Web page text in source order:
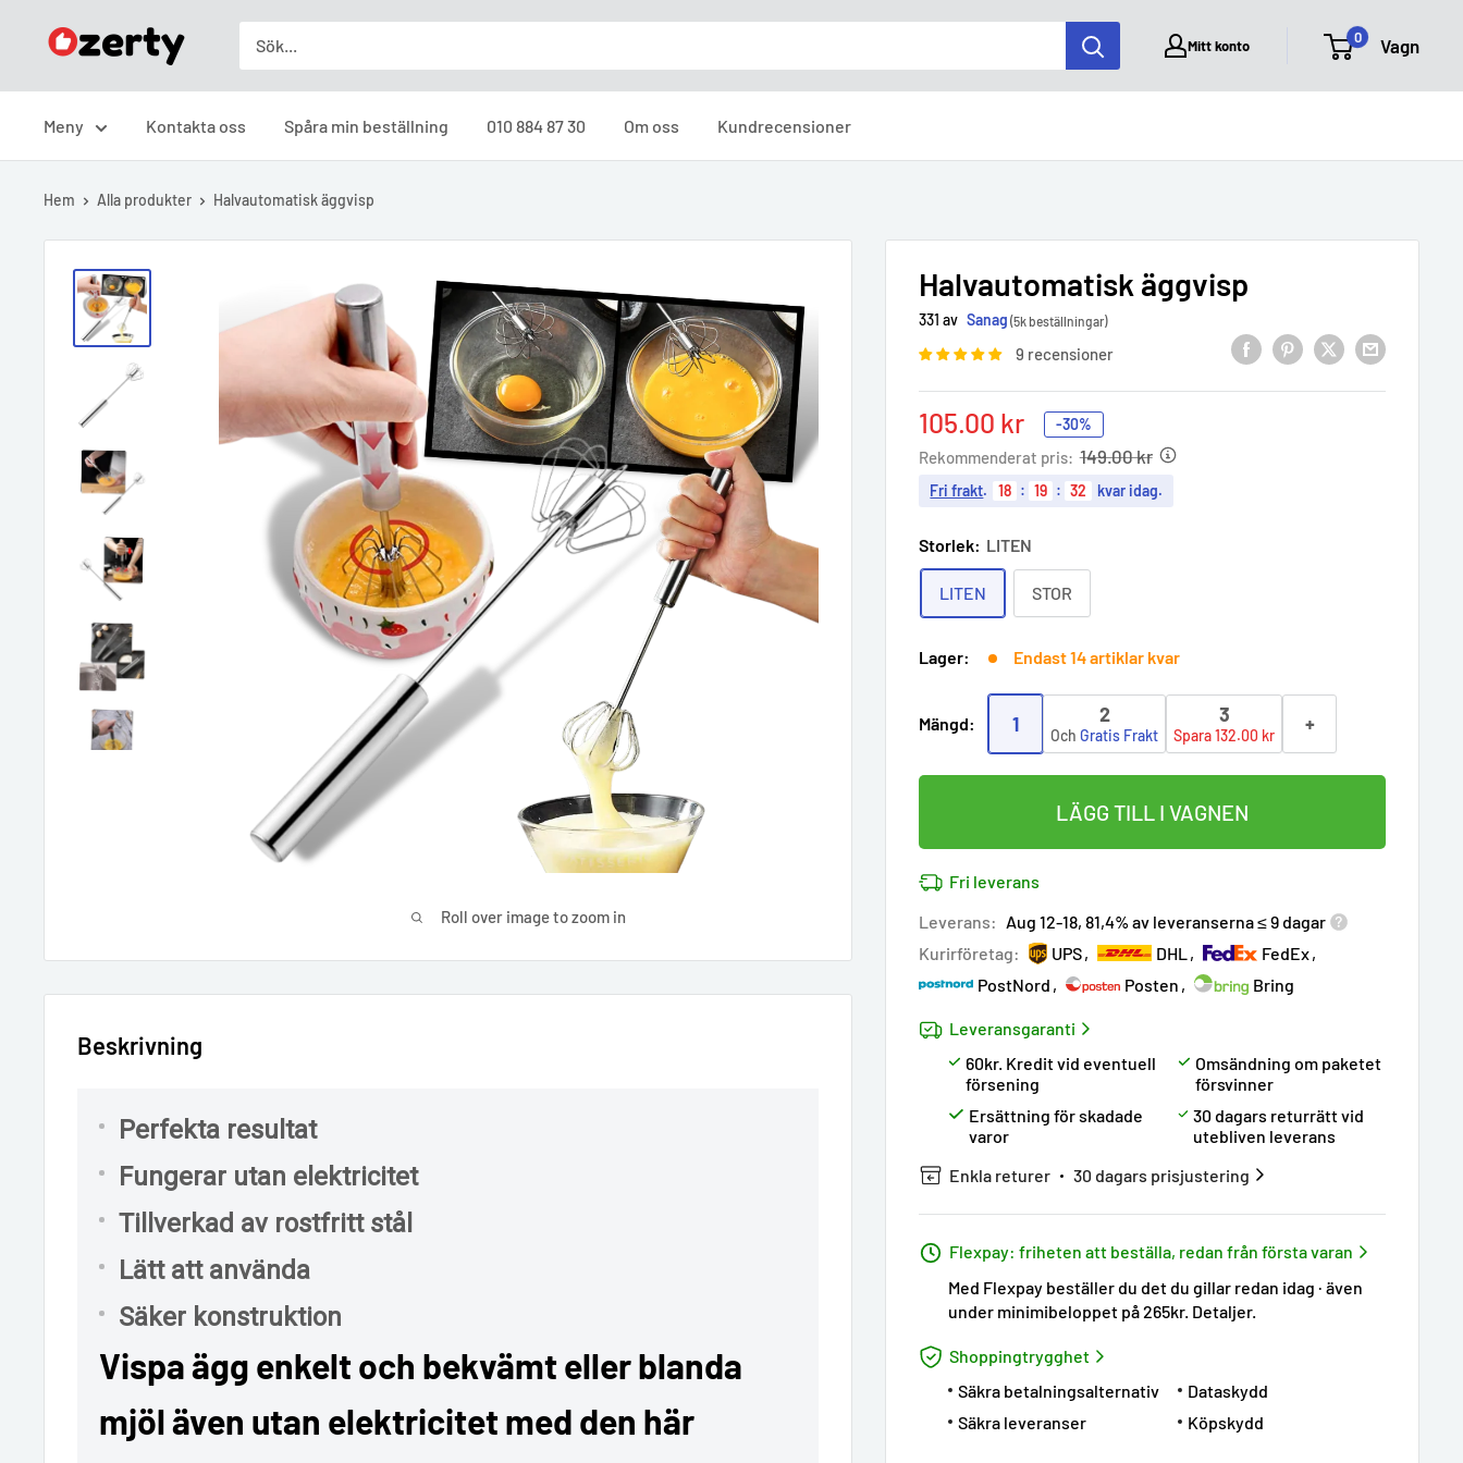
Ozerty
Mitt konto 0 Vagn
Meny Kontakta oss Spåra min beställning 010 884 87 30 Om oss Kundrecensioner
Hem Alla produkter Halvautomatisk äggvisp
Roll over image to zoom in
Halvautomatisk äggvisp
331 av Sanag (5k beställningar)
9 recensioner
Sale
price
105.00 kr -30%
Rekommenderat pris: 149.00 kr
Fri frakt. 18 : 19 : 31 kvar idag.
Storlek: LITEN
LITEN STOR
Lager: Endast 14 artiklar kvar
Mängd: 1 2
OchGratis Frakt
3
Spara 132.00 kr +
LÄGG TILL I VAGNEN
Fri leverans
Leverans: Aug 12-18, 81,4% av leveranserna ≤ 9 dagar
Kurirföretag:
UPS DHL
FedEx
PostNord
Posten Bring
Leveransgaranti
60kr. Kredit vid eventuell
försening
Omsändning om paketet
försvinner
Ersättning för skadade
varor
30 dagars returrätt vid
utebliven leverans
Enkla returer
30 dagars prisjustering
Flexpay: friheten att beställa, redan från första varan
Med Flexpay beställer du det du gillar redan idag · även
under minimibeloppet på 265kr. Detaljer.
Shoppingtrygghet
Säkra betalningsalternativ
Dataskydd
Säkra leveranser
Köpskydd
Beskrivning
Perfekta resultat
Fungerar utan elektricitet
Tillverkad av rostfritt stål
Lätt att använda
Säker konstruktion
Vispa ägg enkelt och bekvämt eller blanda
mjöl även utan elektricitet med den här